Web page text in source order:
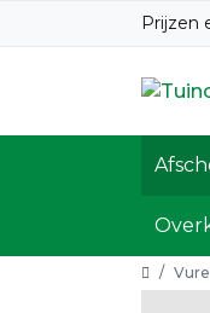
Prijzen
Home